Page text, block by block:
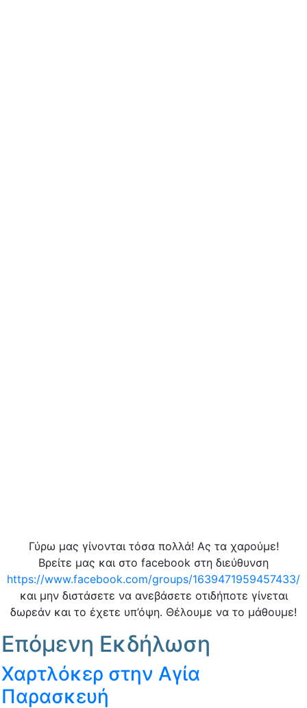
Γύρω μας γίνονται τόσα πολλά! Ας τα χαρούμε!
Βρείτε μας και στο facebook στη διεύθυνση
https://www.facebook.com/groups/1639471959457433/
και μην διστάσετε να ανεβάσετε οτιδήποτε γίνεται
δωρεάν και το έχετε υπ’όψη. Θέλουμε να το μάθουμε!
Επόμενη Εκδήλωση
Χαρτλόκερ στην Αγία
Παρασκευή